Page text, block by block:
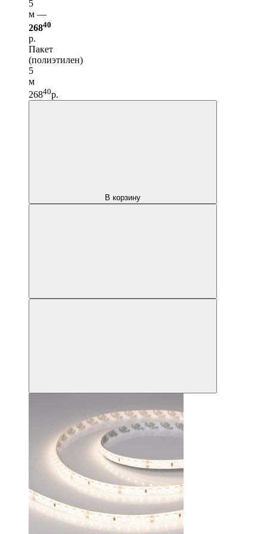
5
м —
26840
р.
Пакет
(полиэтилен)
5
м
26840р.
В корзину